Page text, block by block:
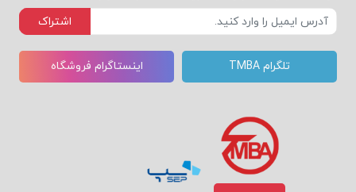
اشتراک
تلگرام TMBA اینستاگرام فروشگاه